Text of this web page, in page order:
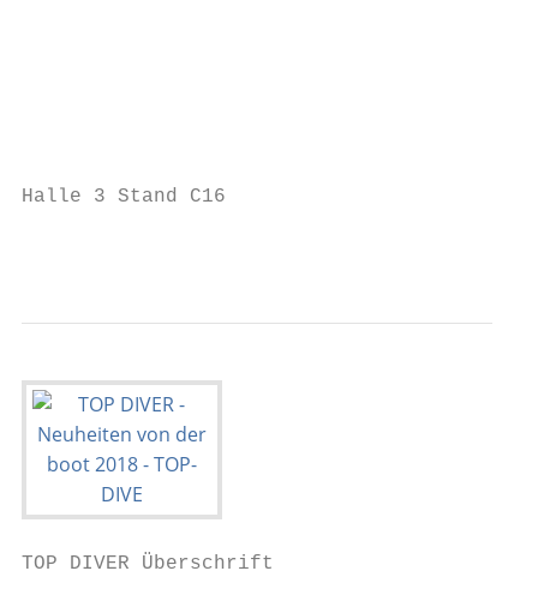
Halle 3 Stand C16
TOP DIVER Überschrift